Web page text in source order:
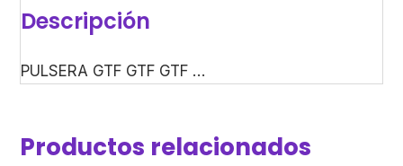
Descripción
PULSERA GTF GTF GTF …
Productos relacionados